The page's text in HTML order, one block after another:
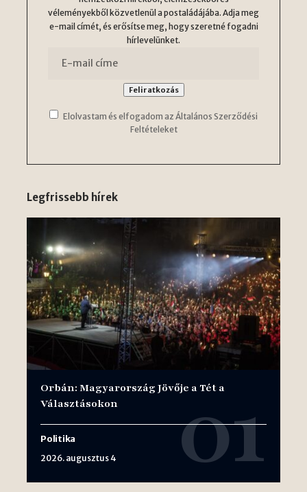
véleményekből közvetlenül a postaládájába. Adja meg
e-mail címét, és erősítse meg, hogy szeretné fogadni
hírlevelünket.
Elolvastam és elfogadom az Általános Szerződési
Feltételeket
Legfrissebb hírek
Orbán: Magyarország Jövője a Tét a
Választásokon
Politika
2026. augusztus 4